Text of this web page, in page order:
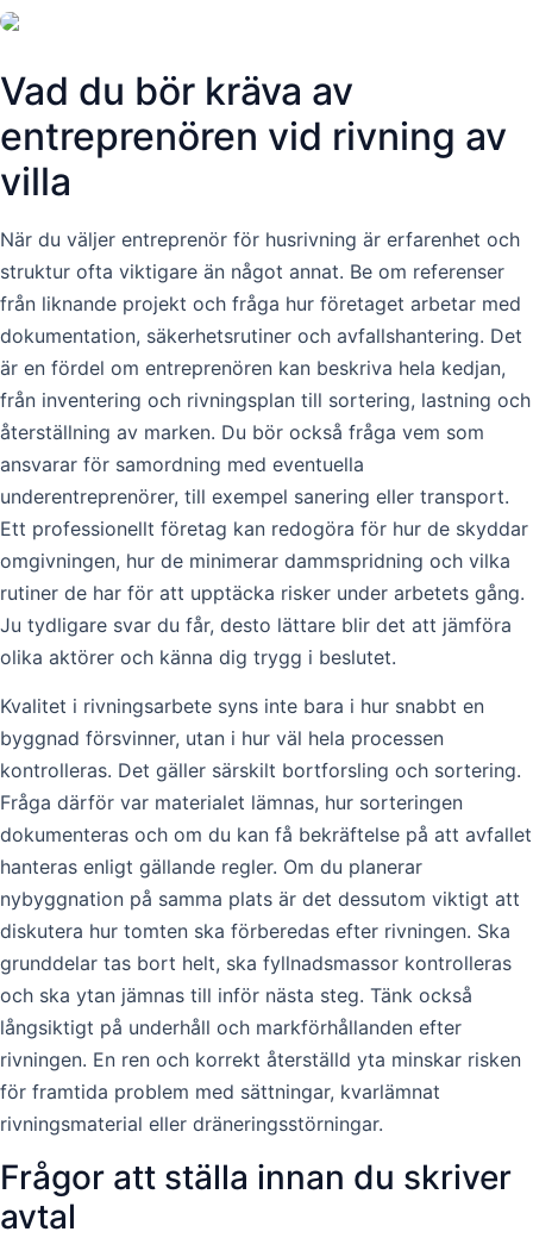
Vad du bör kräva av
entreprenören vid rivning av
villa
När du väljer entreprenör för husrivning är erfarenhet och
struktur ofta viktigare än något annat. Be om referenser
från liknande projekt och fråga hur företaget arbetar med
dokumentation, säkerhetsrutiner och avfallshantering. Det
är en fördel om entreprenören kan beskriva hela kedjan,
från inventering och rivningsplan till sortering, lastning och
återställning av marken. Du bör också fråga vem som
ansvarar för samordning med eventuella
underentreprenörer, till exempel sanering eller transport.
Ett professionellt företag kan redogöra för hur de skyddar
omgivningen, hur de minimerar dammspridning och vilka
rutiner de har för att upptäcka risker under arbetets gång.
Ju tydligare svar du får, desto lättare blir det att jämföra
olika aktörer och känna dig trygg i beslutet.
Kvalitet i rivningsarbete syns inte bara i hur snabbt en
byggnad försvinner, utan i hur väl hela processen
kontrolleras. Det gäller särskilt bortforsling och sortering.
Fråga därför var materialet lämnas, hur sorteringen
dokumenteras och om du kan få bekräftelse på att avfallet
hanteras enligt gällande regler. Om du planerar
nybyggnation på samma plats är det dessutom viktigt att
diskutera hur tomten ska förberedas efter rivningen. Ska
grunddelar tas bort helt, ska fyllnadsmassor kontrolleras
och ska ytan jämnas till inför nästa steg. Tänk också
långsiktigt på underhåll och markförhållanden efter
rivningen. En ren och korrekt återställd yta minskar risken
för framtida problem med sättningar, kvarlämnat
rivningsmaterial eller dräneringsstörningar.
Frågor att ställa innan du skriver
avtal